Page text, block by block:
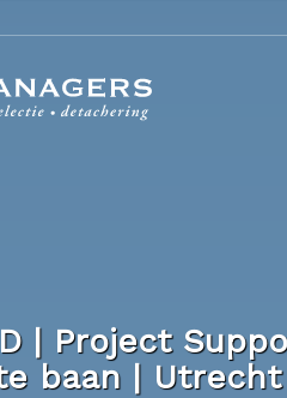
| Project
baan |